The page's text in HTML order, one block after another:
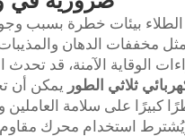
بيئات خطرة بسبب
مثل مخففات الدهان
الوقاية الآمنة، قد تحدث
ثلاثي الطور يمكن أن
كبيرًا على سلامة العاملين
استخدام محرك مقاوم